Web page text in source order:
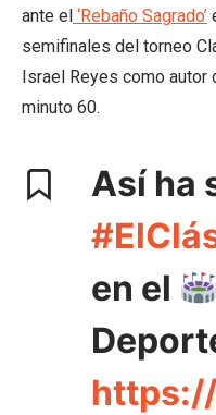
ante el ‘Rebaño Sagrado’
semifinales del torneo
Israel Reyes como autor
minuto 60.
Así ha
en el